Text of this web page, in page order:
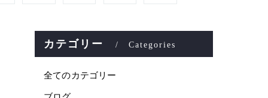
カテゴリー Categories
全てのカテゴリー